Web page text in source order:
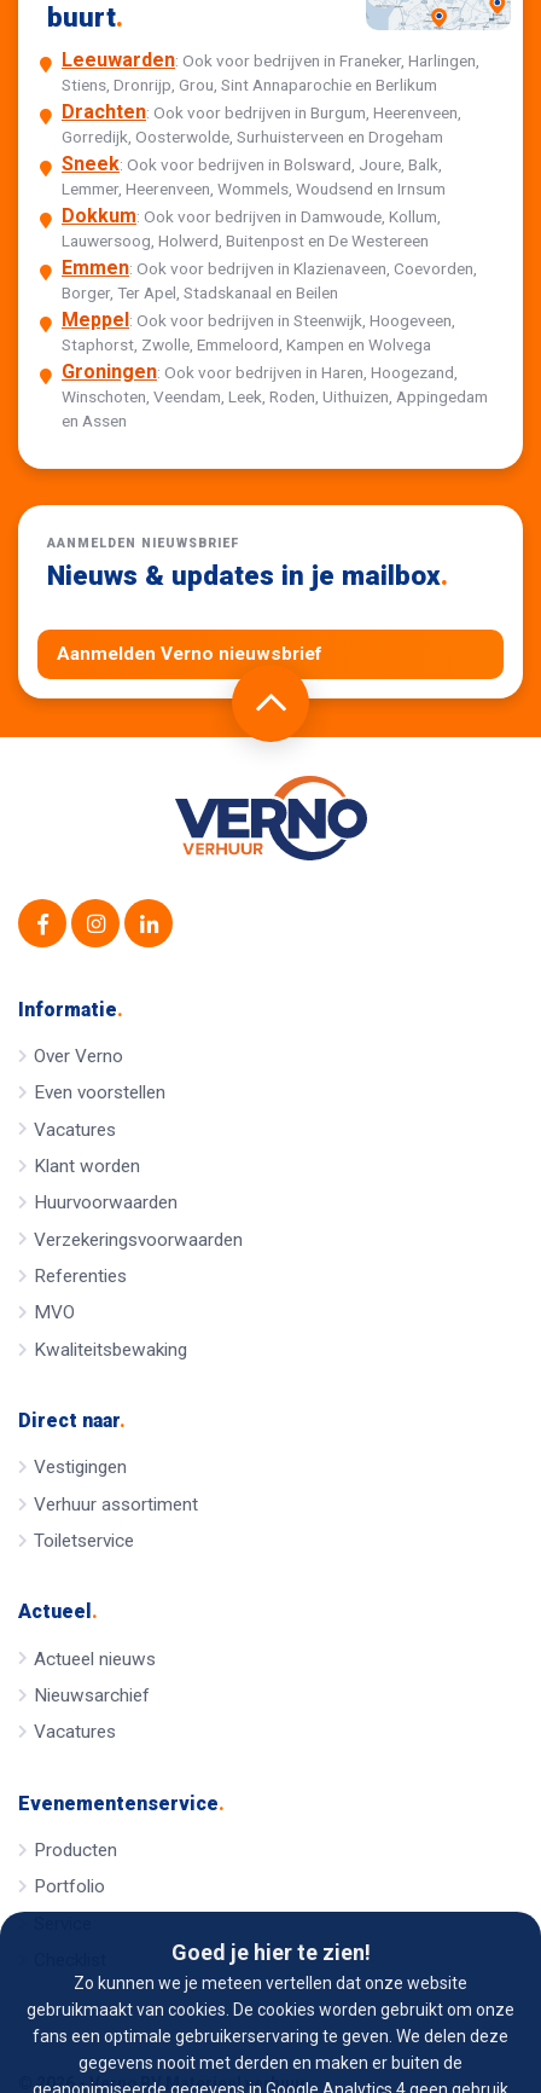
Goed je hier te zien!
Zo kunnen we je meteen vertellen dat onze website
gebruikmaakt van cookies. De cookies worden gebruikt om onze
fans een optimale gebruikerservaring te geven. We delen deze
gegevens nooit met derden en maken er buiten de
buurt.
Leeuwarden: Ook voor bedrijven in Franeker, Harlingen,
Stiens, Dronrijp, Grou, Sint Annaparochie en Berlikum
Drachten: Ook voor bedrijven in Burgum, Heerenveen,
Gorredijk, Oosterwolde, Surhuisterveen en Drogeham
Sneek: Ook voor bedrijven in Bolsward, Joure, Balk,
Lemmer, Heerenveen, Wommels, Woudsend en Irnsum
Dokkum: Ook voor bedrijven in Damwoude, Kollum,
Lauwersoog, Holwerd, Buitenpost en De Westereen
Emmen: Ook voor bedrijven in Klazienaveen, Coevorden,
Borger, Ter Apel, Stadskanaal en Beilen
Meppel : Ook voor bedrijven in Steenwijk, Hoogeveen,
Staphorst, Zwolle, Emmeloord, Kampen en Wolvega
Groningen: Ook voor bedrijven in Haren, Hoogezand,
Winschoten, Veendam, Leek, Roden, Uithuizen, Appingedam
en Assen
AANMELDEN NIEUWSBRIEF
Nieuws & updates in je mailbox.
Aanmelden Verno nieuwsbrief
Informatie.
Over Verno
Even voorstellen
Vacatures
Klant worden
Huurvoorwaarden
Verzekeringsvoorwaarden
Referenties
MVO
Kwaliteitsbewaking
Direct naar.
Vestigingen
Verhuur assortiment
Toiletservice
Actueel .
Actueel nieuws
Nieuwsarchief
Vacatures
Evenementenservice.
Producten
Portfolio
© 2026 - Verno BV Materieel verhuur